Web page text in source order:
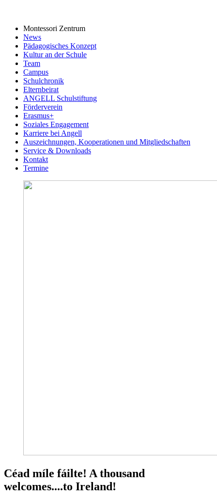
Montessori Zentrum
News
Pädagogisches Konzept
Kultur an der Schule
Team
Campus
Schulchronik
Elternbeirat
ANGELL Schulstiftung
Förderverein
Erasmus+
Soziales Engagement
Karriere bei Angell
Auszeichnungen, Kooperationen und Mitgliedschaften
Service & Downloads
Kontakt
Termine
Céad míle fáilte! A thousand
welcomes....to Ireland!